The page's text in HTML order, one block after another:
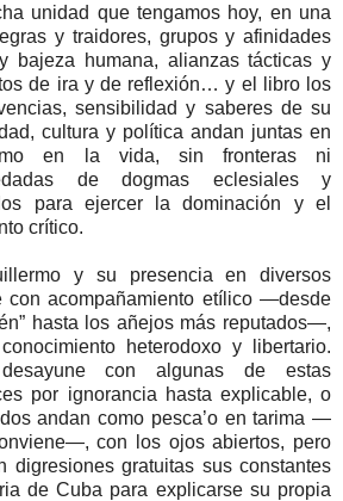
unidad que tengamos hoy, en una
y traidores, grupos y afinidades
bajeza humana, alianzas tácticas y
de ira y de reflexión… y el libro los
sensibilidad y saberes de su
cultura y política andan juntas en
en la vida, sin fronteras ni
de dogmas eclesiales y
para ejercer la dominación y el
crítico.
y su presencia en diversos
con acompañamiento etílico —desde
hasta los añejos más reputados—,
heterodoxo y libertario.
con algunas de estas
por ignorancia hasta explicable, o
andan como pesca’o en tarima —
con los ojos abiertos, pero
digresiones gratuitas sus constantes
de Cuba para explicarse su propia